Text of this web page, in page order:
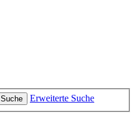
Suche Erweiterte Suche